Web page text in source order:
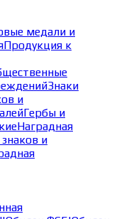
медали и
Продукция к
Знаки
и
Гербы и
Наградная
и